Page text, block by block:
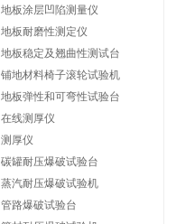
地板涂层凹陷测量仪
地板耐磨性测定仪
地板稳定及翘曲性测试台
铺地材料椅子滚轮试验机
地板弹性和可弯性试验台
在线测厚仪
测厚仪
碳罐耐压爆破试验台
蒸汽耐压爆破试验机
管路爆破试验台